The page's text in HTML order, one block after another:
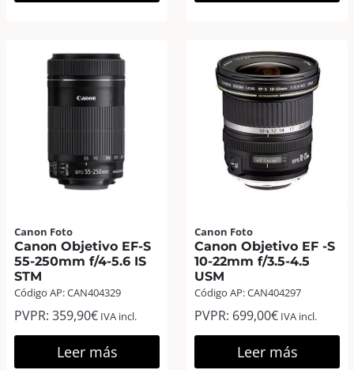
Canon Foto
Canon Objetivo EF-S
55-250mm f/4-5.6 IS
STM
Código AP: CAN404329
PVPR: 359,90€ IVA incl.
Leer más
Canon Foto
Canon Objetivo EF -S
10-22mm f/3.5-4.5
USM
Código AP: CAN404297
PVPR: 699,00€ IVA incl.
Leer más